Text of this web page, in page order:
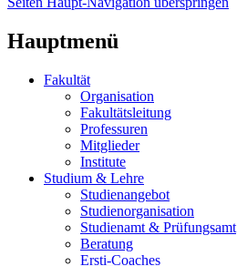
Hauptmenü
Fakultät
Organisation
Fakultätsleitung
Professuren
Mitglieder
Institute
Studium & Lehre
Studienangebot
Studienorganisation
Studienamt & Prüfungsamt
Beratung
Ersti-Coaches